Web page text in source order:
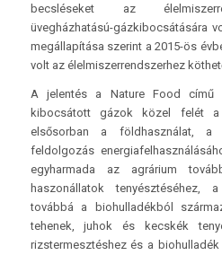
becsléseket az
üvegházhatású-gázkibocsátására
megállapítása szerint a 2015-ös
volt az élelmiszerrendszerhez
A jelentés a Nature Food című
kibocsátott gázok közel felét a
elsősorban a földhasználat, a
feldolgozás
egyharmada az agrárium
haszonállatok tenyésztéséhez,
továbbá a biohulladékból
tehenek, juhok és kecskék
rizstermesztéshez és a